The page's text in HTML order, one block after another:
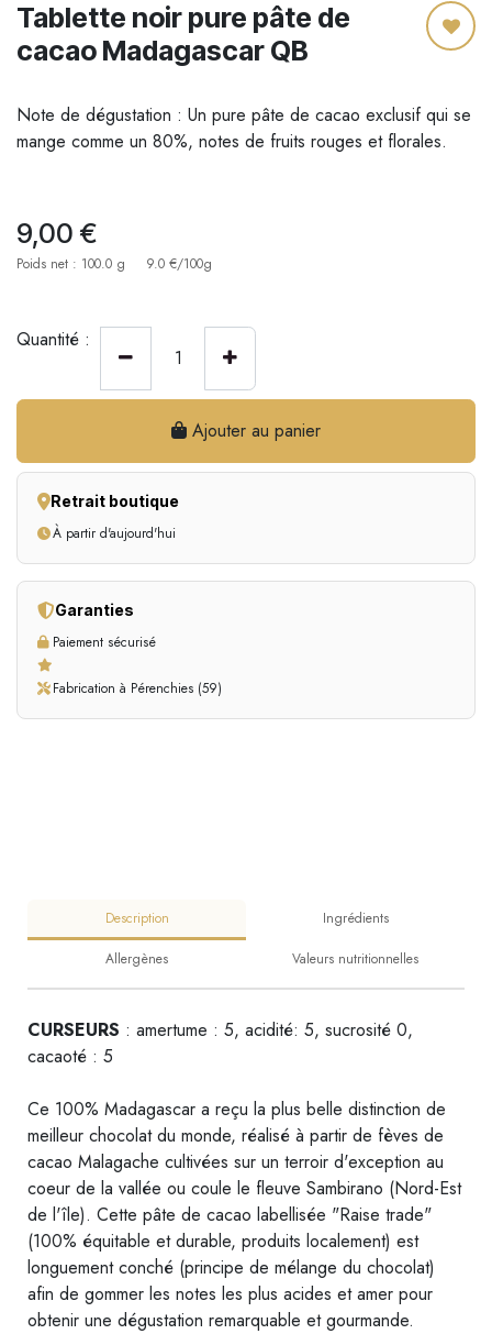
Tablette noir pure pâte de
cacao Madagascar QB
Note de dégustation : Un pure pâte de cacao exclusif qui se
mange comme un 80%, notes de fruits rouges et florales.
9,00 €
Poids net : 100.0 g 9.0 €/100g
Quantité :
Ajouter au panier
Retrait boutique
À partir d'aujourd'hui
Garanties
Paiement sécurisé
Fabrication à Pérenchies (59)
Description Ingrédients
Allergènes Valeurs nutritionnelles
CURSEURS : amertume : 5, acidité: 5, sucrosité 0,
cacaoté : 5
Ce 100% Madagascar a reçu la plus belle distinction de
meilleur chocolat du monde, réalisé à partir de fèves de
cacao Malagache cultivées sur un terroir d'exception au
coeur de la vallée ou coule le fleuve Sambirano (Nord-Est
de l'île). Cette pâte de cacao labellisée "Raise trade"
(100% équitable et durable, produits localement) est
longuement conché (principe de mélange du chocolat)
afin de gommer les notes les plus acides et amer pour
obtenir une dégustation remarquable et gourmande.